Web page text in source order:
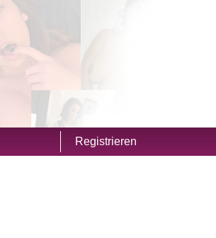
Registrieren